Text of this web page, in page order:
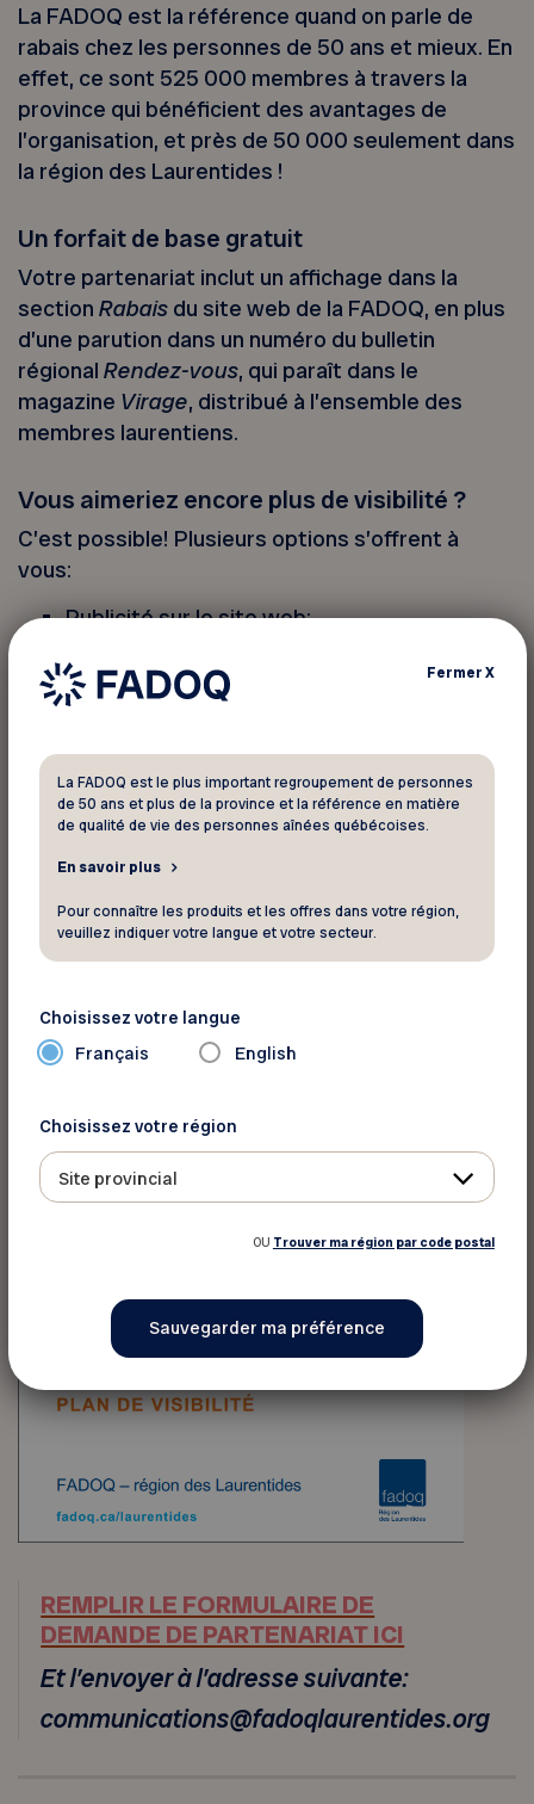
La FADOQ est la référence quand on parle de
rabais chez les personnes de 50 ans et mieux. En
effet, ce sont 525 000 membres à travers la
province qui bénéficient des avantages de
l’organisation, et près de 50 000 seulement dans
la région des Laurentides !
Un forfait de base gratuit
Votre partenariat inclut un affichage dans la
sectionRabais du site web de la FADOQ, en plus
d’une parution dans un numéro du bulletin
régionalRendez-vous, qui paraît dans le
magazine Virage, distribué à l’ensemble des
membres laurentiens.
Vous aimeriez encore plus de visibilité ?
C’est possible! Plusieurs options s’offrent à
vous:
Publicité sur le site web;
Publication dans le bulletin régional;
Publication Facebook;
Et plus encore !
Consultez tous les détails du Programme
Rabais et Privilèges ici :
Cliquez sur l’image pour accéder au document
REMPLIR LE FORMULAIRE DE
DEMANDE DE PARTENARIAT ICI
Et l’envoyer à l’adresse suivante:
communications@fadoqlaurentides.org
FermerX
La FADOQ est le plus important regroupement de personnes
de 50 ans et plus de la province et la référence en matière
de qualité de vie des personnes aînées québécoises.
En savoir plus
Pour connaître les produits et les offres dans votre région,
veuillez indiquer votre langue et votre secteur.
Choisissez votre langue
Français English
Choisissez votre région
Site provincial
OU Trouver ma région par code postal